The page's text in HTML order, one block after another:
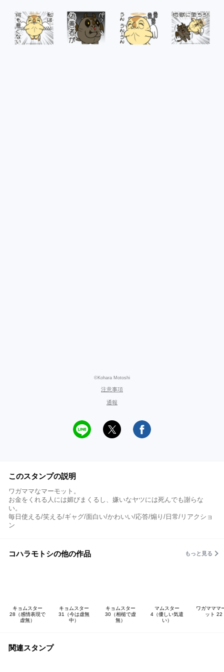
©Kohara Motoshi
注意事項
通報
このスタンプの説明
ワガママなマーモット。
お金をくれる人には媚びまくるし、嫌いなヤツには死んでも謝らな
い。
毎日使える/笑える/ギャグ/面白い/かわいい/応答/煽り/日常/リアクショ
ン
コハラモトシの他の作品 もっと見る
キョムスター
28（感情表現で
虚無）
キョムスター
31（今は虚無
中）
キョムスター
30（相槌で虚
無）
マムスター
4（優しい気遣
い）
ワガマママ
ット 22
関連スタンプ